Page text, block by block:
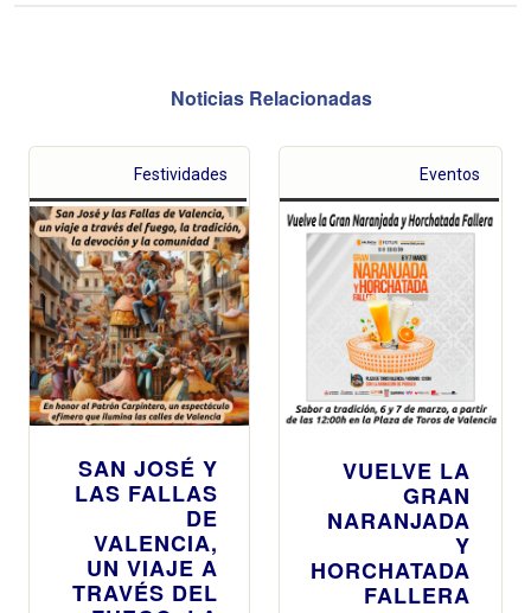
Noticias Relacionadas
Festividades
SAN JOSÉ Y
LAS FALLAS
DE
VALENCIA,
UN VIAJE A
TRAVÉS DEL
Eventos
VUELVE LA
GRAN
NARANJADA
Y
HORCHATADA
FALLERA